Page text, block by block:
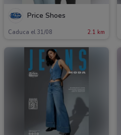
Price Shoes
Caduca el 31/08 2.1 km